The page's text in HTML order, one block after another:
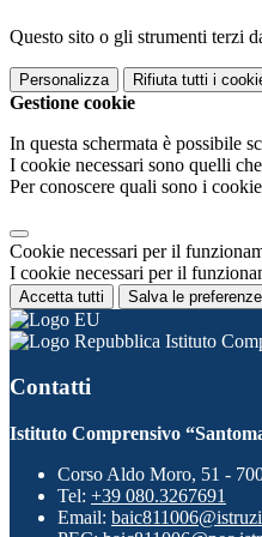
Questo sito o gli strumenti terzi
Personalizza Rifiuta tutti i
Gestione cookie
In questa schermata è possibile
I cookie necessari sono quelli
Per conoscere quali sono i
Cookie necessari per il
I cookie necessari per il
Accetta tutti Salva le preferenze
Istituto
Contatti
Istituto Comprensivo
Corso Aldo Moro, 51 -
Tel: +39 080.3267691
Email: